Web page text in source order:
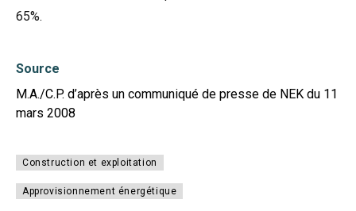
65%.
Source
M.A./C.P. d’après un communiqué de presse de NEK du 11
mars 2008
Construction et exploitation
Approvisionnement énergétique